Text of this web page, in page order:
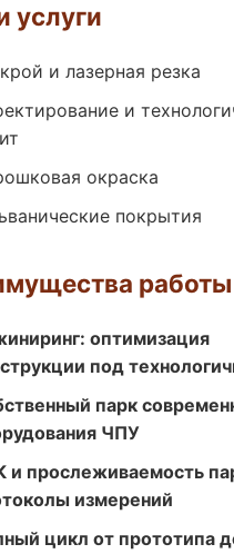
услуги
и лазерная резка
и
окраска
покрытия
оптимизация
под
парк
ЧПУ
и прослеживаемость
измерений
цикл от прототипа